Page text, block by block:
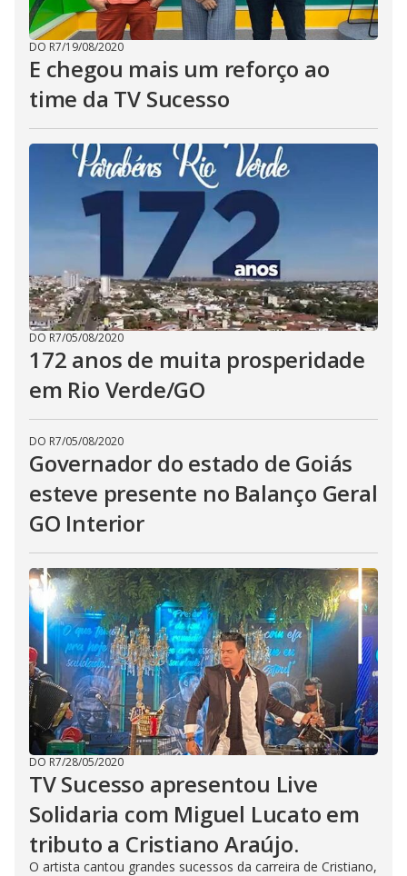
DO R7/19/08/2020
E chegou mais um reforço ao
time da TV Sucesso
DO R7/05/08/2020
172 anos de muita prosperidade
em Rio Verde/GO
DO R7/05/08/2020
Governador do estado de Goiás
esteve presente no Balanço Geral
GO Interior
DO R7/28/05/2020
TV Sucesso apresentou Live
Solidaria com Miguel Lucato em
tributo a Cristiano Araújo.
O artista cantou grandes sucessos da carreira de Cristiano,